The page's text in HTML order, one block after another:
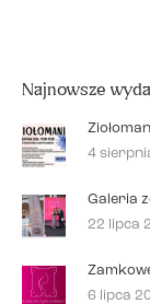
Najnowsze
4
Galeria
22 lipca
6 lipca